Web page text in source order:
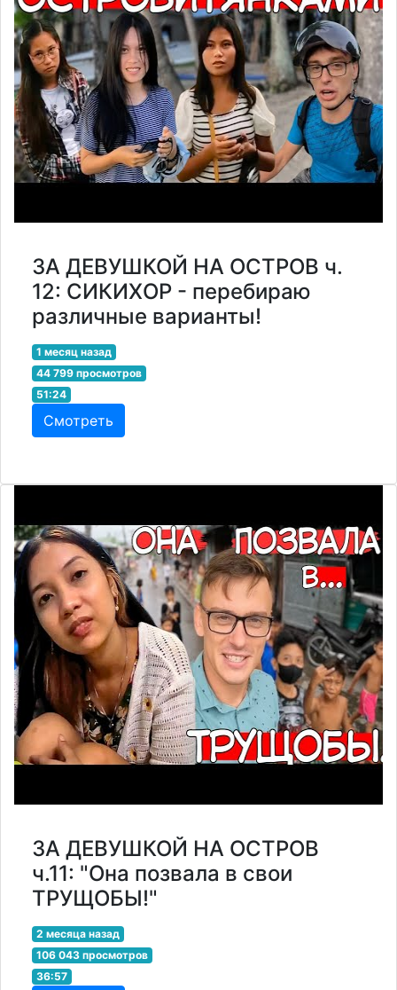
ЗА ДЕВУШКОЙ НА ОСТРОВ ч.
12: СИКИХОР - перебираю
различные варианты!
1 месяц назад
44 799 просмотров
51:24
Смотреть
ЗА ДЕВУШКОЙ НА ОСТРОВ
ч.11: "Она позвала в свои
ТРУЩОБЫ!"
2 месяца назад
106 043 просмотров
36:57